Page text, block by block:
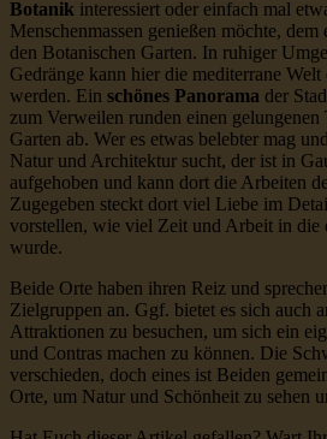
Botanik interessiert oder einfach mal
Menschenmassen genießen möchte,
den Botanischen Garten. In ruhiger
Gedränge kann hier die mediterrane
werden. Ein schönes Panorama der
zum Verweilen runden einen gelungenen
Garten ab. Wer es etwas belebter mag
Natur und Architektur sucht, der ist in
aufgehoben und kann dort die Arbeiten
Zugegeben steckt dort viel Liebe im
vorstellen, wie viel Zeit und Arbeit in die
wurde.
Beide Orte haben ihren Reiz und
Zielgruppen an. Ggf. bietet es sich auch
Attraktionen zu besuchen, um sich ein
und Contras machen zu können. Die
verschieden, doch eines ist Beiden
Orte, um Natur und Schönheit zu sehen